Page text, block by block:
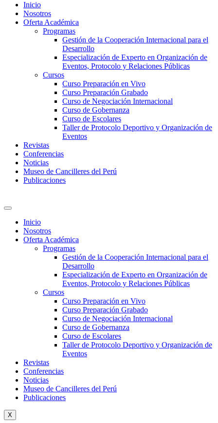
Inicio
Nosotros
Oferta Académica
Programas
Gestión de la Cooperación Internacional para el
Desarrollo
Especialización de Experto en Organización de
Eventos, Protocolo y Relaciones Públicas
Cursos
Curso Preparación en Vivo
Curso Preparación Grabado
Curso de Negociación Internacional
Curso de Gobernanza
Curso de Escolares
Taller de Protocolo Deportivo y Organización de
Eventos
Revistas
Conferencias
Noticias
Museo de Cancilleres del Perú
Publicaciones
Inicio
Nosotros
Oferta Académica
Programas
Gestión de la Cooperación Internacional para el
Desarrollo
Especialización de Experto en Organización de
Eventos, Protocolo y Relaciones Públicas
Cursos
Curso Preparación en Vivo
Curso Preparación Grabado
Curso de Negociación Internacional
Curso de Gobernanza
Curso de Escolares
Taller de Protocolo Deportivo y Organización de
Eventos
Revistas
Conferencias
Noticias
Museo de Cancilleres del Perú
Publicaciones
X